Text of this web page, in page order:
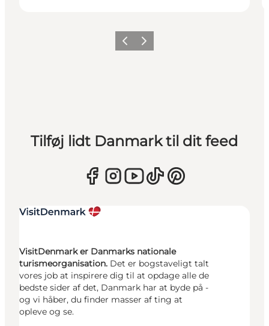
ForrigeNæste
Tilføj lidt Danmark til dit feed
VisitDenmark er Danmarks nationale
turismeorganisation. Det er bogstaveligt talt
vores job at inspirere dig til at opdage alle de
bedste sider af det, Danmark har at byde på -
og vi håber, du finder masser af ting at
opleve og se.